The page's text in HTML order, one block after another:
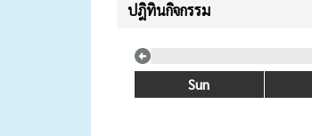
ปฎิทินกิจกรรม
Sun